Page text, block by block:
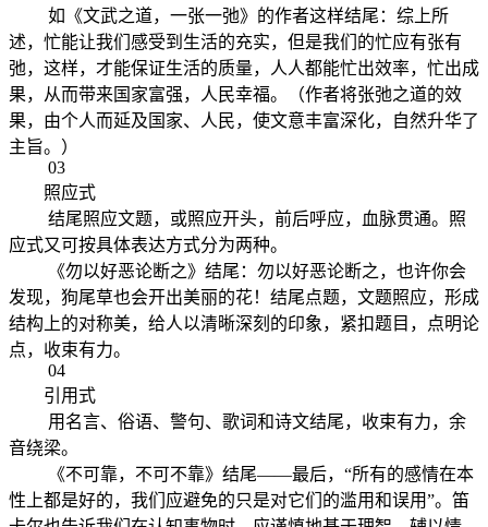
如《文武之道，一张一弛》的作者这样结尾：综上所
述，忙能让我们感受到生活的充实，但是我们的忙应有张有
弛，这样，才能保证生活的质量，人人都能忙出效率，忙出成
果，从而带来国家富强，人民幸福。（作者将张弛之道的效
果，由个人而延及国家、人民，使文意丰富深化，自然升华了
主旨。）
03
照应式
结尾照应文题，或照应开头，前后呼应，血脉贯通。照
应式又可按具体表达方式分为两种。
《勿以好恶论断之》结尾：勿以好恶论断之，也许你会
发现，狗尾草也会开出美丽的花！结尾点题，文题照应，形成
结构上的对称美，给人以清晰深刻的印象，紧扣题目，点明论
点，收束有力。
04
引用式
用名言、俗语、警句、歌词和诗文结尾，收束有力，余
音绕梁。
《不可靠，不可不靠》结尾——最后，“所有的感情在本
性上都是好的，我们应避免的只是对它们的滥用和误用”。笛